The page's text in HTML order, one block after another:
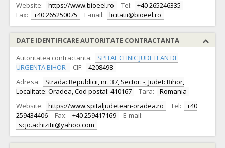
Website:
https://www.bioeel.ro Tel:
+40 265246335
Fax:
+40 265250075 E-mail: licitatii@bioeel.ro
DATE IDENTIFICARE AUTORITATE CONTRACTANTA
Autoritatea contractanta:
SPITAL CLINIC JUDETEAN DE
URGENTA BIHOR
CIF:
4208498
Adresa:
Strada: Republicii, nr. 37, Sector: -, Judet: Bihor,
Localitate: Oradea, Cod postal: 410167
Tara:
Romania
Website:
https://www.spitaljudetean-oradea.ro Tel:
+40
259434406
Fax: +40 259417169
E-mail:
scjo.achizitii@yahoo.com